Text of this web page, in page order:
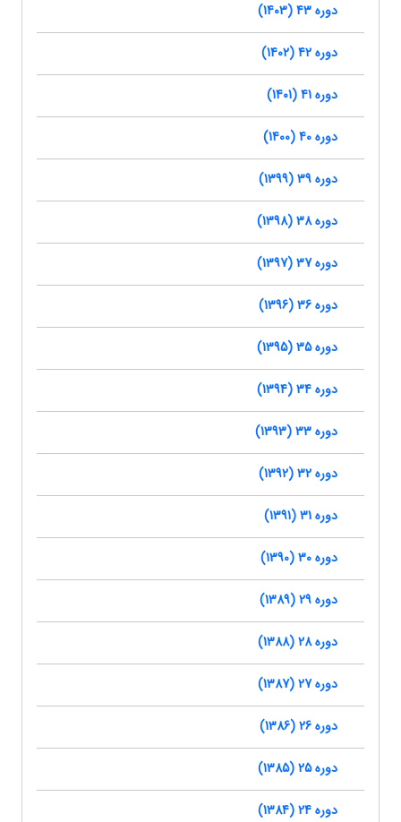
دوره 43 (1403)
دوره 42 (1402)
دوره 41 (1401)
دوره 40 (1400)
دوره 39 (1399)
دوره 38 (1398)
دوره 37 (1397)
دوره 36 (1396)
دوره 35 (1395)
دوره 34 (1394)
دوره 33 (1393)
دوره 32 (1392)
دوره 31 (1391)
دوره 30 (1390)
دوره 29 (1389)
دوره 28 (1388)
دوره 27 (1387)
دوره 26 (1386)
دوره 25 (1385)
دوره 24 (1384)